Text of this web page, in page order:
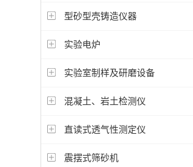
型砂型壳铸造仪器
实验电炉
实验室制样及研磨设备
混凝土、岩土检测仪
直读式透气性测定仪
震摆式筛砂机